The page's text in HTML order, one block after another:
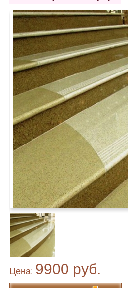
Цена: 9900 руб.